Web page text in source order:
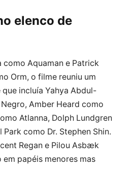
elenco de
como Aquaman e Patrick
Orm, o filme reuniu um
incluía Yahya Abdul-
Amber Heard como
Atlanna, Dolph Lundgren
como Dr. Stephen Shin.
Regan e Pilou Asbæk
papéis menores mas